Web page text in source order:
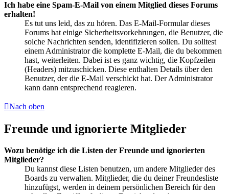
Ich habe eine Spam-E-Mail von einem Mitglied dieses Forums
erhalten!
Es tut uns leid, das zu hören. Das E-Mail-Formular dieses
Forums hat einige Sicherheitsvorkehrungen, die Benutzer, die
solche Nachrichten senden, identifizieren sollen. Du solltest
einem Administrator die komplette E-Mail, die du bekommen
hast, weiterleiten. Dabei ist es ganz wichtig, die Kopfzeilen
(Headers) mitzuschicken. Diese enthalten Details über den
Benutzer, der die E-Mail verschickt hat. Der Administrator
kann dann entsprechend reagieren.
Nach oben
Freunde und ignorierte Mitglieder
Wozu benötige ich die Listen der Freunde und ignorierten
Mitglieder?
Du kannst diese Listen benutzen, um andere Mitglieder des
Boards zu verwalten. Mitglieder, die du deiner Freundesliste
hinzufügst, werden in deinem persönlichen Bereich für den